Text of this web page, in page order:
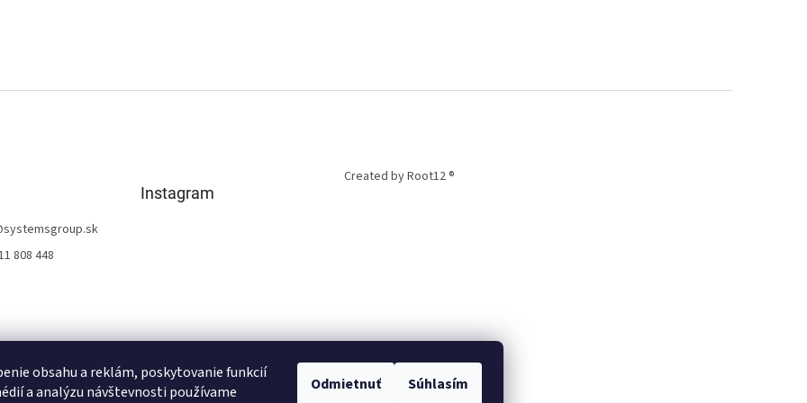
obsahu a reklám, poskytovanie funkcií
a analýzu návštevnosti používame
Odmietnuť Súhlasím
systemsgroup.sk
808 448
Instagram
Created by Root12 ®